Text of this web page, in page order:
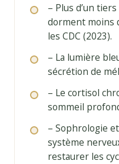
– Plus d’un
dorment moins
les CDC (2023).
– La lumière
sécrétion de
– Le cortisol
sommeil
– Sophrologie
système
restaurer les